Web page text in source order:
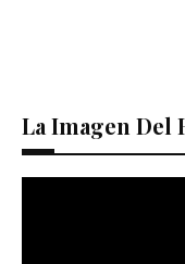
La Imagen Del